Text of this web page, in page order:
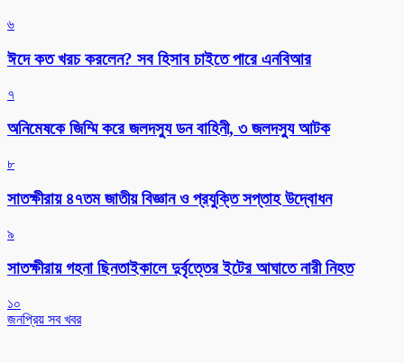
৬
ঈদে কত খরচ করলেন? সব হিসাব চাইতে পারে এনবিআর
৭
অনিমেষকে জিম্মি করে জলদস্যু ডন বাহিনী, ৩ জলদস্যু আটক
৮
সাতক্ষীরায় ৪৭তম জাতীয় বিজ্ঞান ও প্রযুক্তি সপ্তাহ উদ্বোধন
৯
সাতক্ষীরায় গহনা ছিনতাইকালে দুর্বৃত্তের ইটের আঘাতে নারী নিহত
১০
জনপ্রিয় সব খবর